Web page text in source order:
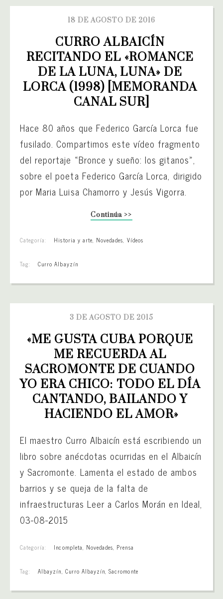
18 DE AGOSTO DE 2016
CURRO ALBAICÍN
RECITANDO EL «ROMANCE
DE LA LUNA, LUNA» DE
LORCA (1998) [MEMORANDA
CANAL SUR]
Hace 80 años que Federico García Lorca fue
fusilado. Compartimos este vídeo fragmento
del reportaje «Bronce y sueño: los gitanos»,
sobre el poeta Federico García Lorca, dirigido
por Maria Luisa Chamorro y Jesús Vigorra.
Continúa >>
Categoría: Historia y arte, Novedades, Vídeos
Tag: Curro Albayzín
3 DE AGOSTO DE 2015
«ME GUSTA CUBA PORQUE
ME RECUERDA AL
SACROMONTE DE CUANDO
YO ERA CHICO: TODO EL DÍA
CANTANDO, BAILANDO Y
HACIENDO EL AMOR»
El maestro Curro Albaicín está escribiendo un
libro sobre anécdotas ocurridas en el Albaicín
y Sacromonte. Lamenta el estado de ambos
barrios y se queja de la falta de
infraestructuras Leer a Carlos Morán en Ideal,
03-08-2015
Categoría: Incompleta, Novedades, Prensa
Tag: Albayzín, Curro Albayzín,Sacromonte